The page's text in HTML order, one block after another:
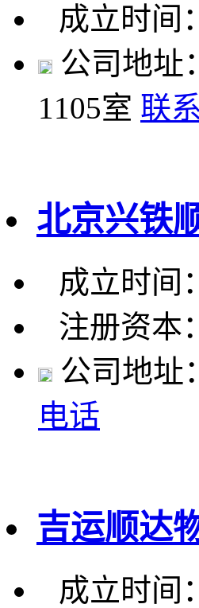
成立时间
公司地址
1105室 联
北京兴铁
成立时间
注册资本
公司地址
电话
吉运顺达
成立时间